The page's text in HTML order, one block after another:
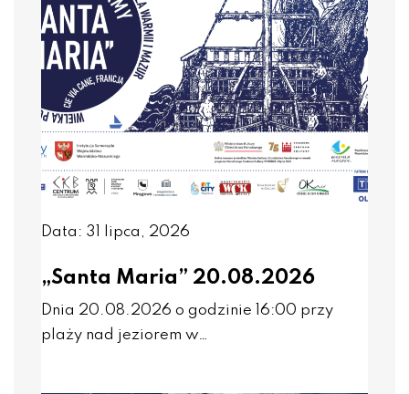
Data: 31 lipca, 2026
„Santa Maria” 20.08.2026
Dnia 20.08.2026 o godzinie 16:00 przy
plaży nad jeziorem w…